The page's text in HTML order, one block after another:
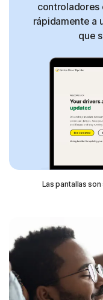
controladores
rápidamente a
que
Las pantallas